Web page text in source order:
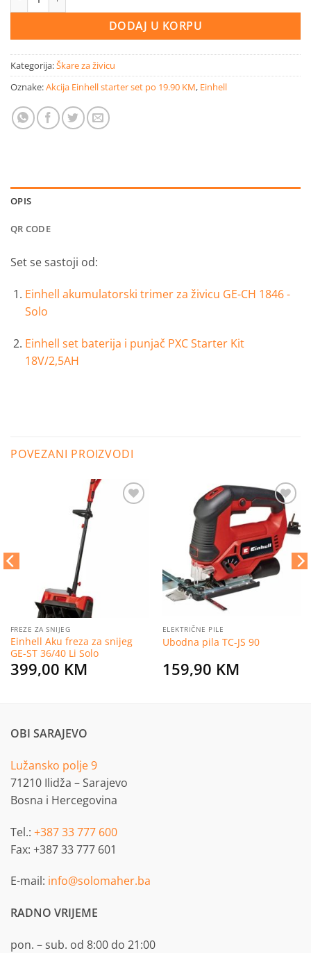
DODAJ U KORPU
Kategorija:Škare za živicu
Oznake:Akcija Einhell starter set po 19.90 KM, Einhell
OPIS
QR CODE
Set se sastoji od:
Einhell akumulatorski trimer za živicu GE-CH 1846 -
Solo
Einhell set baterija i punjač PXC Starter Kit
18V/2,5AH
POVEZANI PROIZVODI
FREZE ZA SNIJEG
Einhell Aku freza za snijeg
GE-ST 36/40 Li Solo
399,00 KM
Dodaj
na
listu
želja
ELEKTRIČNE PILE
Ubodna pila TC-JS 90
159,90 KM
OBI SARAJEVO
Lužansko polje 9
71210 Ilidža – Sarajevo
Bosna i Hercegovina
Tel.: +387 33 777 600
Fax: +387 33 777 601
E-mail: info@solomaher.ba
RADNO VRIJEME
pon. – sub. od 8:00 do 21:00